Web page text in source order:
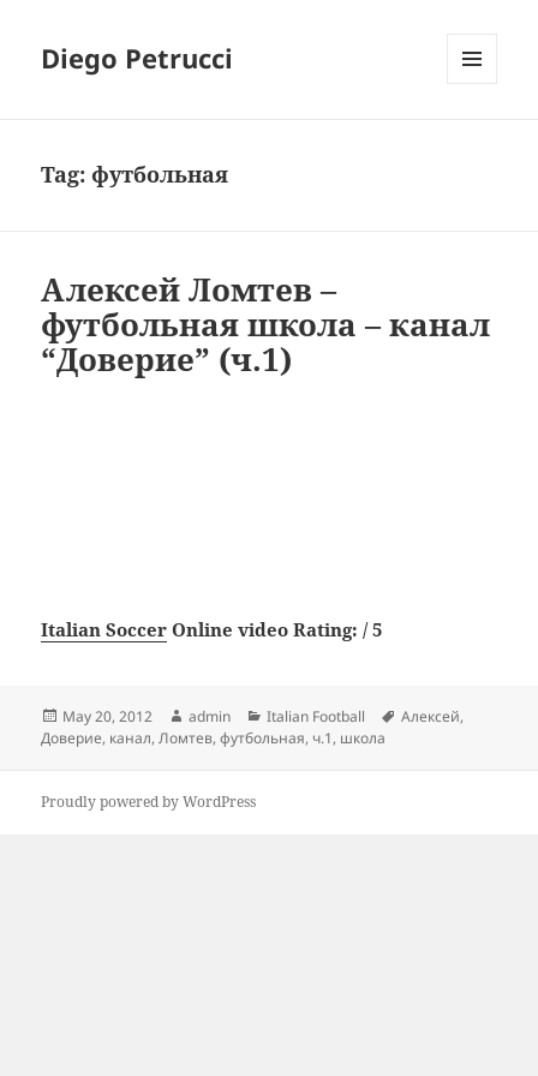
Diego Petrucci
Tag:футбольная
Алексей Ломтев –
футбольная школа – канал
“Доверие” (ч.1)
Italian Soccer Online video Rating: / 5
Posted
on
May 20, 2012 Author
admin Categories
Italian Football Tags
Алексей,
Доверие, канал,Ломтев,футбольная, ч.1, школа
Proudly powered by WordPress